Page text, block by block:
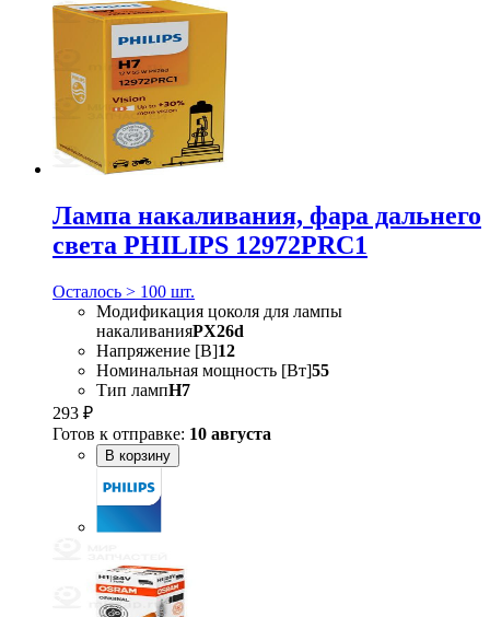
Лампа накаливания, фара дальнего
света PHILIPS 12972PRC1
Осталось > 100 шт.
Модификация цоколя для лампы
накаливанияPX26d
Напряжение [В]12
Номинальная мощность [Вт]55
Тип лампH7
293 ₽
Готов к отправке: 10 августа
В корзину